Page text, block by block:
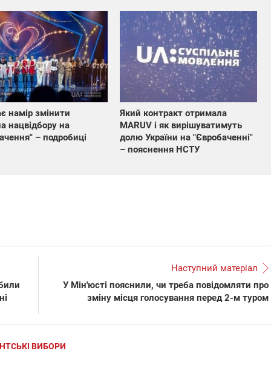
намір змінити
нацвідбору на
– подробиці
Який контракт отримала
MARUV і як вирішуватимуть
долю України на "Євробаченні"
– пояснення НСТУ
Наступний матеріал
У Мін'юсті пояснили, чи треба повідомляти про
зміну місця голосування перед 2-м туром
ВИБОРИ